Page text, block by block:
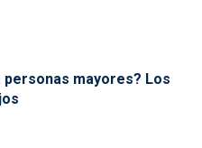
personas mayores? Los